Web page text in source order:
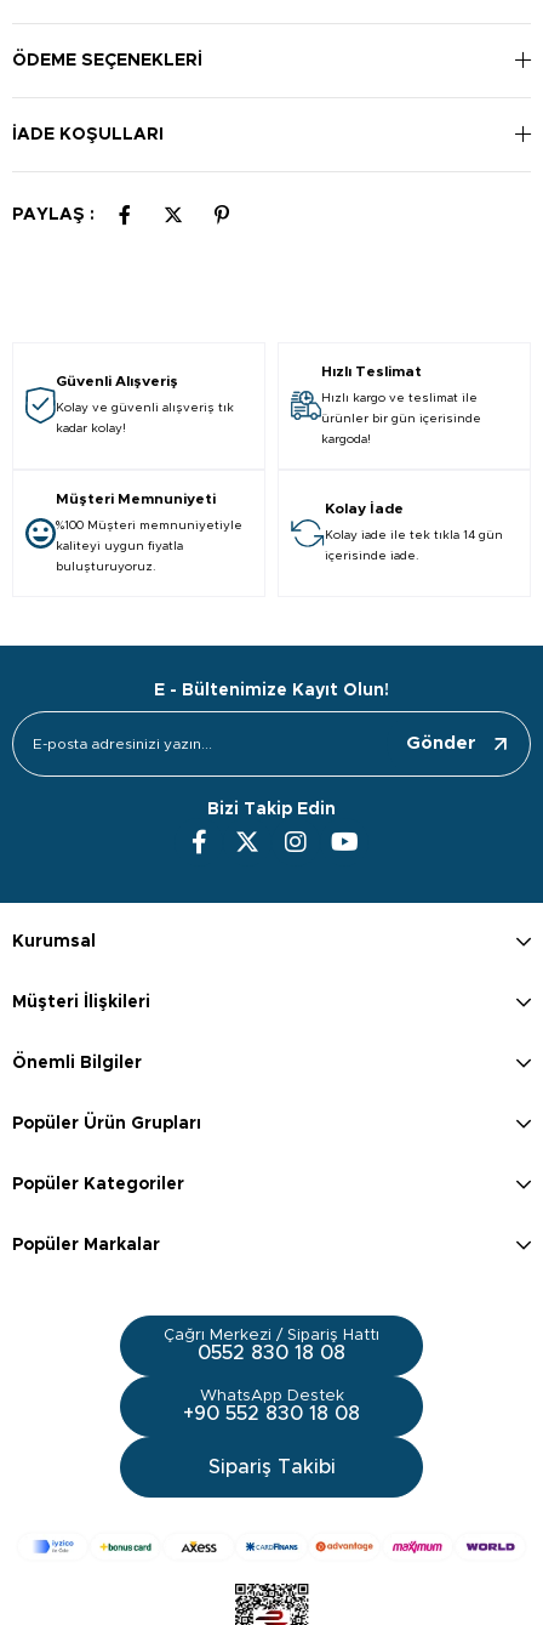
ÖDEME SEÇENEKLERI
İADE KOŞULLARI
PAYLAŞ :
Güvenli Alışveriş
Kolay ve güvenli alışveriş tık
kadar kolay!
Hızlı Teslimat
Hızlı kargo ve teslimat ile
ürünler bir gün içerisinde
kargoda!
Müşteri Memnuniyeti
%100 Müşteri memnuniyetiyle
kaliteyi uygun fiyatla
buluşturuyoruz.
Kolay İade
Kolay iade ile tek tıkla 14 gün
içerisinde iade.
E - Bültenimize Kayıt Olun!
Gönder
Bizi Takip Edin
Kurumsal
Müşteri İlişkileri
Önemli Bilgiler
Popüler Ürün Grupları
Popüler Kategoriler
Popüler Markalar
Çağrı Merkezi / Sipariş Hattı
0552 830 18 08
WhatsApp Destek
+90 552 830 18 08
Sipariş Takibi